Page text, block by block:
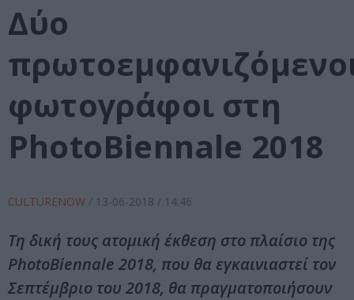
Δύο
φωτογράφοι στη
PhotoBiennale 2018
CULTURENOW / 13-06-2018 / 14:46
Τη δική τους ατομική έκθεση στο πλαίσιο της
PhotoΒiennale 2018, που θα εγκαινιαστεί τον
Σεπτέμβριο του 2018, θα πραγματοποιήσουν